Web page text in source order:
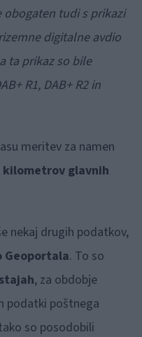
obogaten tudi s prikazi
digitalne avdio
ta prikaz so bile
R1, DAB+ R2 in
meritev za namen
kilometrov glavnih
nekaj drugih podatkov,
Geoportala. To so
, za obdobje
podatki poštnega
so posodobili